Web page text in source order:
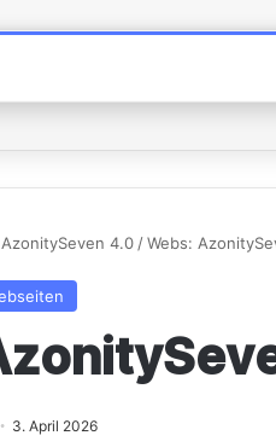
AzonitySeven 4.0 /Webs:
3. April 2026